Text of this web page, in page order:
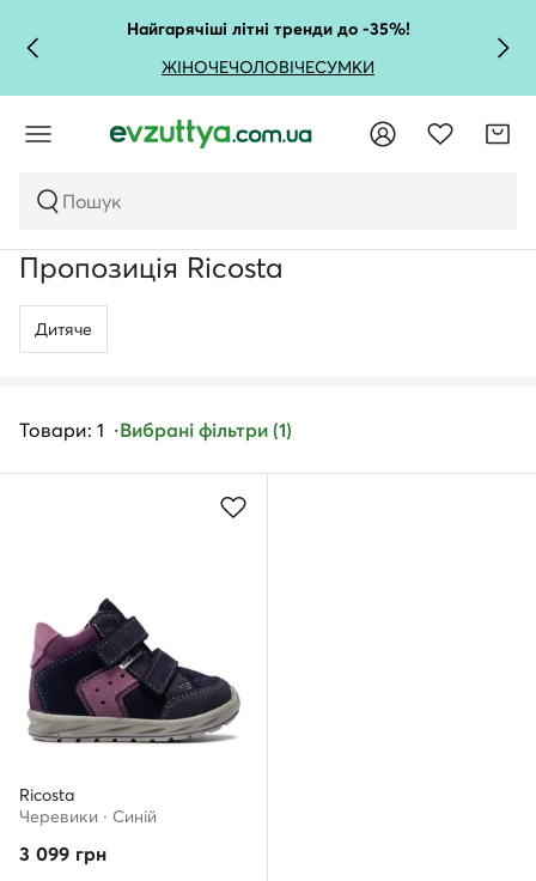
Найгарячіші літні тренди до -35%!
ЖІНОЧЕЧОЛОВІЧЕСУМКИ
Пошук
Пропозиція Ricosta
Дитяче
Товари: 1 Вибрані фільтри (1)
Ricosta
Черевики · Cиній
3 099 грн